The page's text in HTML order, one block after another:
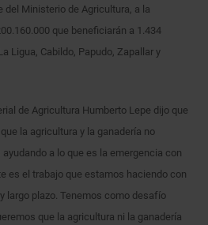
del Ministerio de Agricultura, a la
que beneficiarán a 1.434
Ligua, Cabildo, Papudo, Zapallar y
de Agricultura Humberto Lepe dijo que
la agricultura y la ganadería no
a lo que es la emergencia con
es el trabajo que estamos haciendo con
largo plazo. Tenemos como desafío
que la agricultura ni la ganadería